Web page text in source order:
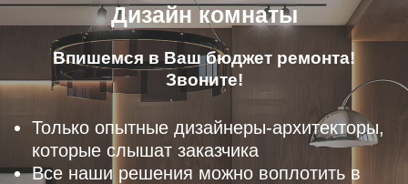
Дизайн комнаты
Впишемся в Ваш бюджет ремонта!
Звоните!
Только опытные дизайнеры-архитекторы,
которые слышат заказчика
Все наши решения можно воплотить в